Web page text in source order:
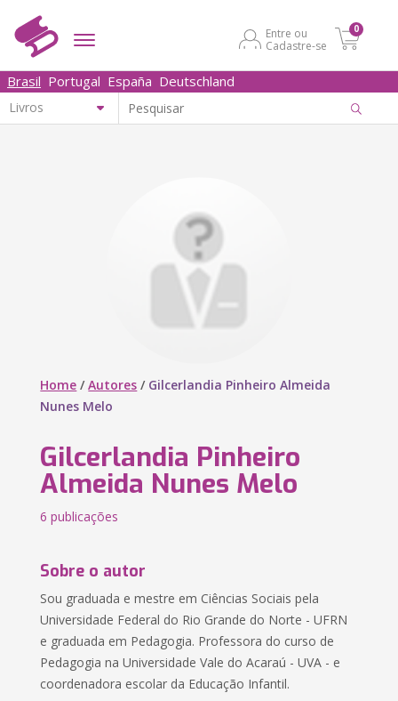
Entre ou
Cadastre-se
0
Brasil Portugal España Deutschland
Home /Autores / Gilcerlandia Pinheiro Almeida
Nunes Melo
Gilcerlandia Pinheiro
Almeida Nunes Melo
6 publicações
Sobre o autor
Sou graduada e mestre em Ciências Sociais pela
Universidade Federal do Rio Grande do Norte - UFRN
e graduada em Pedagogia. Professora do curso de
Pedagogia na Universidade Vale do Acaraú - UVA - e
coordenadora escolar da Educação Infantil.